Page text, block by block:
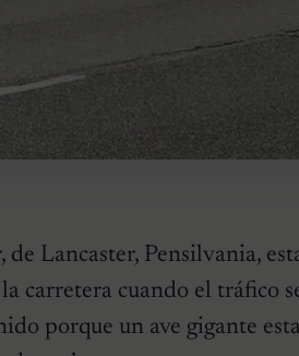
Lancaster, Pensilvania,
carretera cuando el tráfico
porque un ave gigante